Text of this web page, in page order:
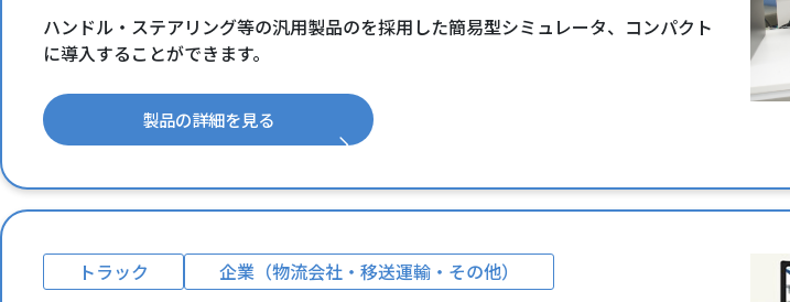
ハンドル・ステアリング等の汎用製品のを採用した簡易型シミュレータ、コンパクト
に導入することができます。
製品の詳細を見る
トラック 企業（物流会社・移送運輸・その他）